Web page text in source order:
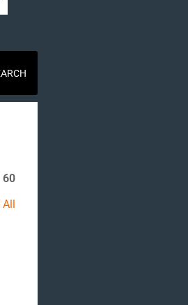
60
All